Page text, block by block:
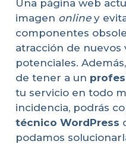
Una página web
imagen onliney
componentes
atracción de nuevos
potenciales.
de tener a un
tu servicio en todo
incidencia, podrás
técnico WordPress
podamos